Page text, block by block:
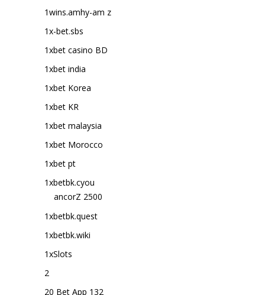
1wins.amhy-am z
1x-bet.sbs
1xbet casino BD
1xbet india
1xbet Korea
1xbet KR
1xbet malaysia
1xbet Morocco
1xbet pt
1xbetbk.cyou
ancorZ 2500
1xbetbk.quest
1xbetbk.wiki
1xSlots
2
20 Bet App 132